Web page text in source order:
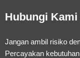
Hubungi Kami
Jangan ambil risiko
Percayakan